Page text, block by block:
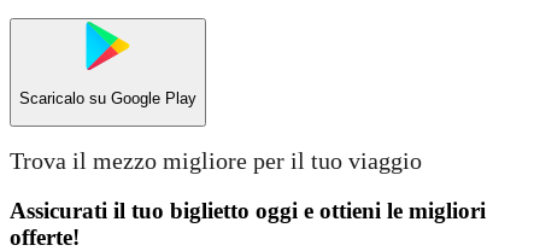
Scaricalo su Google Play
Trova il mezzo migliore per il tuo viaggio
Assicurati il ​​tuo biglietto oggi e ottieni le migliori
offerte!